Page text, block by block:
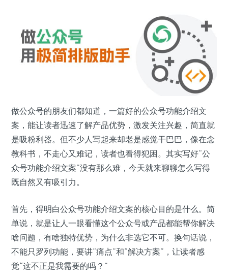
做公众号的朋友们都知道，一篇好的公众号功能介绍文
案，能让读者迅速了解产品优势，激发关注兴趣，简直就
是吸粉利器。但不少人写起来却老是感觉干巴巴，像在念
教科书，不走心又难记，读者也看得犯困。其实写好“公
众号功能介绍文案”没有那么难，今天就来聊聊怎么写得
既自然又有吸引力。
首先，得明白公众号功能介绍文案的核心目的是什么。简
单说，就是让人一眼看懂这个公众号或产品都能帮你解决
啥问题，有啥独特优势，为什么非选它不可。换句话说，
不能只罗列功能，要讲“痛点”和“解决方案”，让读者感
觉“这不正是我需要的吗？”